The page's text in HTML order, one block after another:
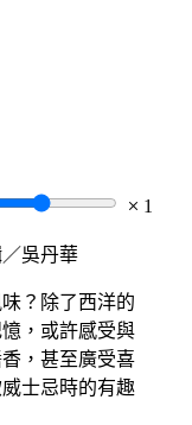
1
吳丹華
？除了西洋的
，或許感受與
，甚至廣受喜
士忌時的有趣